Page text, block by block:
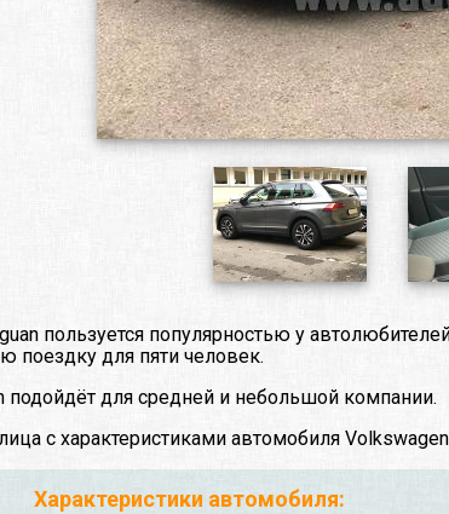
пользуется популярностью у
поездку для пяти человек.
подойдёт для средней и небольшой компании.
с характеристиками автомобиля
Характеристики автомобиля: